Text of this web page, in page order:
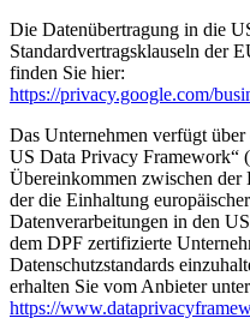
Die Datenübertragung in die
Standardvertragsklauseln der
finden Sie hier:
https://privacy.google.com/
Das Unternehmen verfügt
US Data Privacy Framework“
Übereinkommen zwischen
der die Einhaltung
Datenverarbeitungen in den
dem DPF zertifizierte
Datenschutzstandards
erhalten Sie vom Anbieter
https://